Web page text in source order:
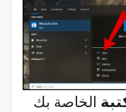
الخاصة بك